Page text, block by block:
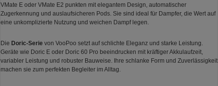
VMate E oder VMate E2 punkten mit elegantem Design, automatischer
Zugerkennung und auslaufsicheren Pods. Sie sind ideal für Dampfer, die Wert auf
eine unkomplizierte Nutzung und weichen Dampf legen.
Die Doric-Serie von VooPoo setzt auf schlichte Eleganz und starke Leistung.
Geräte wie Doric E oder Doric 60 Pro beeindrucken mit kräftiger Akkulaufzeit,
variabler Leistung und robuster Bauweise. Ihre schlanke Form und Zuverlässigkeit
machen sie zum perfekten Begleiter im Alltag.